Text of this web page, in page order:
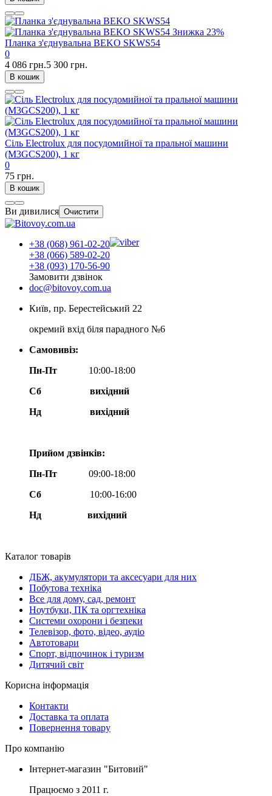
Знижка 23%
Планка з'єднувальна BEKO SKWS54
0
4 086 грн.5 300 грн.
В кошик
Сіль Electrolux для посудомийної та пральної машини
(M3GCS200), 1 кг
0
75 грн.
В кошик
Ви дивилися Очистити
+38 (068) 961-02-20
+38 (066) 589-02-20
+38 (093) 170-56-90
Замовити дзвінок
doc@bitovoy.com.ua
Київ, пр. Берестейський 22
окремий вхід біля парадного №6
Самовивіз:
Пн-Пт
10:00-18:00
Сб
вихідний
Нд
вихідний
Прийом дзвінків:
Пн-Пт
09:00-18:00
Сб
10:00-16:00
Нд вихідний
Каталог товарів
ДБЖ, акумулятори та аксесуари для них
Побутова техніка
Все для дому, сад, ремонт
Ноутбуки, ПК та оргтехніка
Системи охорони і безпеки
Телевізор, фото, відео, аудіо
Автотовари
Спорт, відпочинок і туризм
Дитячий світ
Корисна інформація
Контакти
Доставка та оплата
Повернення товару
Про компанію
Інтернет-магазин "Битовий"
Працюємо з 2011 г.